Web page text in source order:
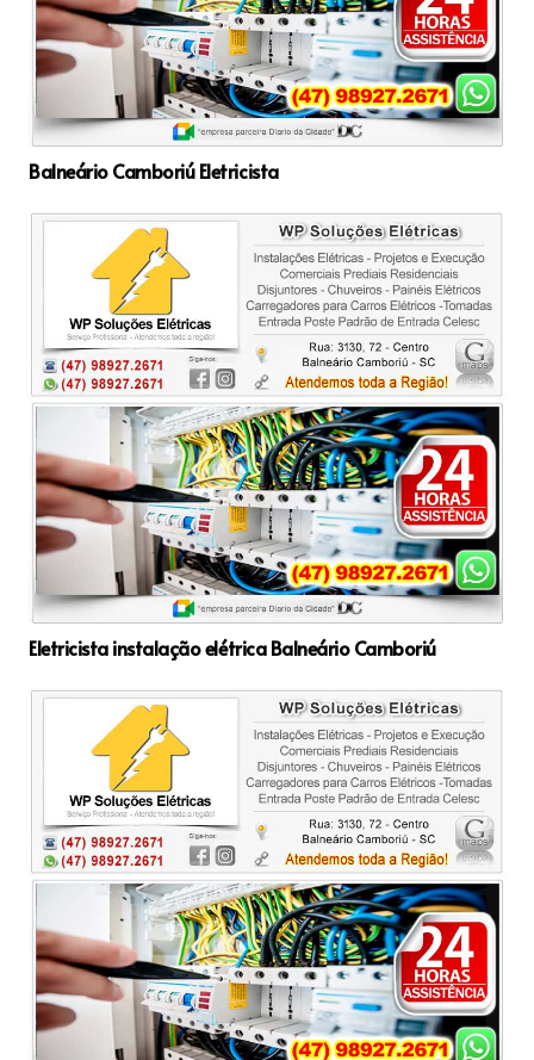
Balneário Camboriú Eletricista
Eletricista instalação elétrica Balneário Camboriú